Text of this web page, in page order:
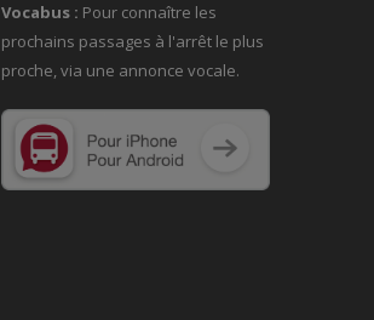
Vocabus : Pour connaître les
prochains passages à l'arrêt le plus
proche, via une annonce vocale.